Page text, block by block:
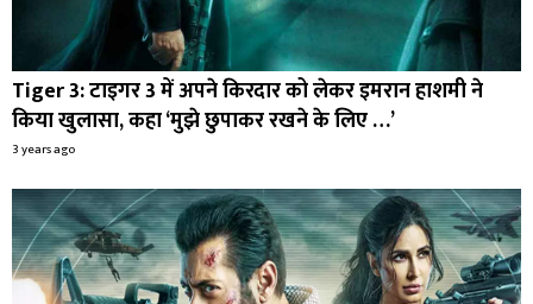
Tiger 3: टाइगर 3 में अपने किरदार को लेकर इमरान हाशमी ने
किया खुलासा, कहा ‘मुझे छुपाकर रखने के लिए …’
3 years ago